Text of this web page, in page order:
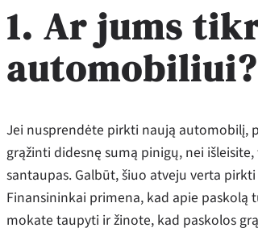
1. Ar jums
automobiliui?
Jei nusprendėte pirkti naują automobilį,
grąžinti didesnę sumą pinigų, nei
santaupas. Galbūt, šiuo atveju verta
Finansininkai primena, kad apie
mokate taupyti ir žinote, kad paskolos